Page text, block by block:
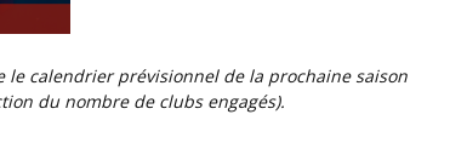
du nombre de clubs engagés).